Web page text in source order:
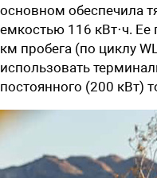
основном обеспечила
емкостью 116 кВт·ч. Ее
км пробега (по циклу
использовать
постоянного (200 кВт)